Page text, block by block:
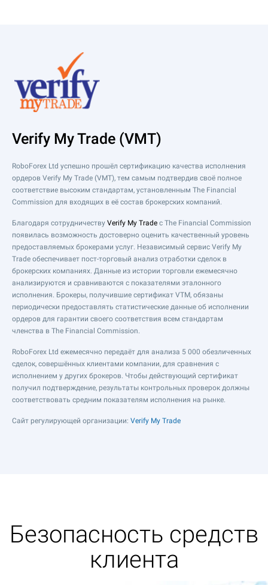
Verify My Trade (VMT)
RoboForex Ltd успешно прошёл сертификацию качества исполнения
ордеров Verify My Trade (VMT), тем самым подтвердив своё полное
соответствие высоким стандартам, установленным The Financial
Commission для входящих в её состав брокерских компаний.
Благодаря сотрудничеству Verify My Trade с The Financial Commission
появилась возможность достоверно оценить качественный уровень
предоставляемых брокерами услуг. Независимый сервис Verify My
Trade обеспечивает пост-торговый анализ отработки сделок в
брокерских компаниях. Данные из истории торговли ежемесячно
анализируются и сравниваются с показателями эталонного
исполнения. Брокеры, получившие сертификат VTM, обязаны
периодически предоставлять статистические данные об исполнении
ордеров для гарантии своего соответствия всем стандартам
членства в The Financial Commission.
RoboForex Ltd ежемесячно передаёт для анализа 5 000 обезличенных
сделок, совершённых клиентами компании, для сравнения с
исполнением у других брокеров. Чтобы действующий сертификат
получил подтверждение, результаты контрольных проверок должны
соответствовать средним показателям исполнения на рынке.
Сайт регулирующей организации: Verify My Trade
Безопасность средств
клиента